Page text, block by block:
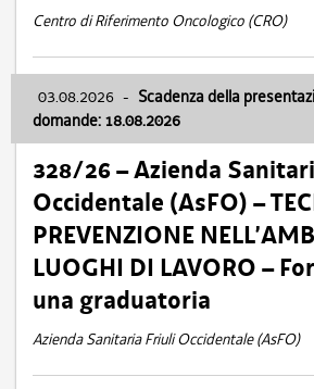
Centro di Riferimento Oncologico (CRO)
03.08.2026 - Scadenza della
domande: 18.08.2026
328/26 – Azienda
Occidentale (AsFO) –
PREVENZIONE
LUOGHI DI LAVORO –
una graduatoria
Azienda Sanitaria Friuli Occidentale (AsFO)